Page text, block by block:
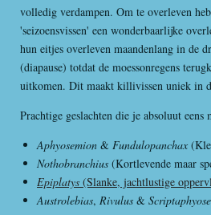
volledig verdampen. Om te overleven
'seizoensvissen' een wonderbaarlijke
hun eitjes overleven maandenlang in de
(diapause) totdat de moessonregens
uitkomen. Dit maakt killivissen uniek in
Prachtige geslachten die je absoluut eens
Aphyosemion & Fundulopanchax
Nothobranchius (Kortlevende maar
Epiplatys (Slanke, jachtlustige
Austrolebias, Rivulus &